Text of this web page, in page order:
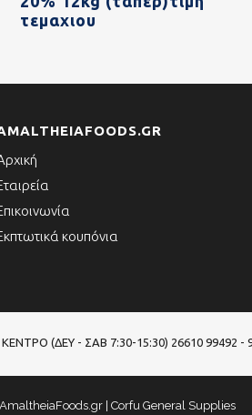
τεμαχιου
κουπόνια
(ΔΕΥ - ΣΑΒ 7:30-15:30) 26610 99492 -
| Corfu General Supplies